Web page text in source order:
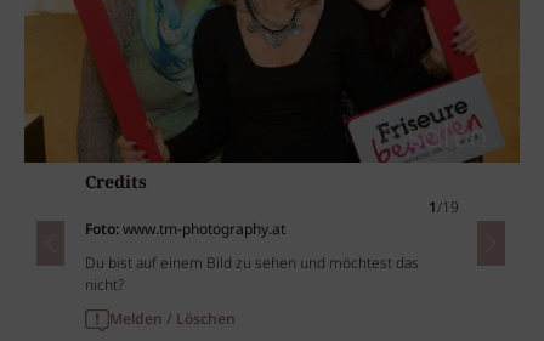
Credits
1/19
Foto:www.tm-photography.at
Du bist auf einem Bild zu sehen und möchtest das
nicht?
Melden / Löschen